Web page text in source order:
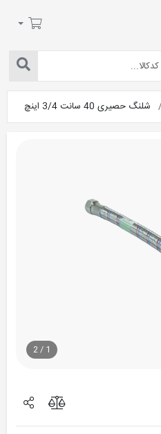
شلنگ حصیری 40 سانت 3/4 اینچ
1
/
2